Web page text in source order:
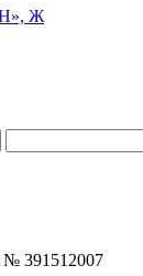
Ж
№ 391512007